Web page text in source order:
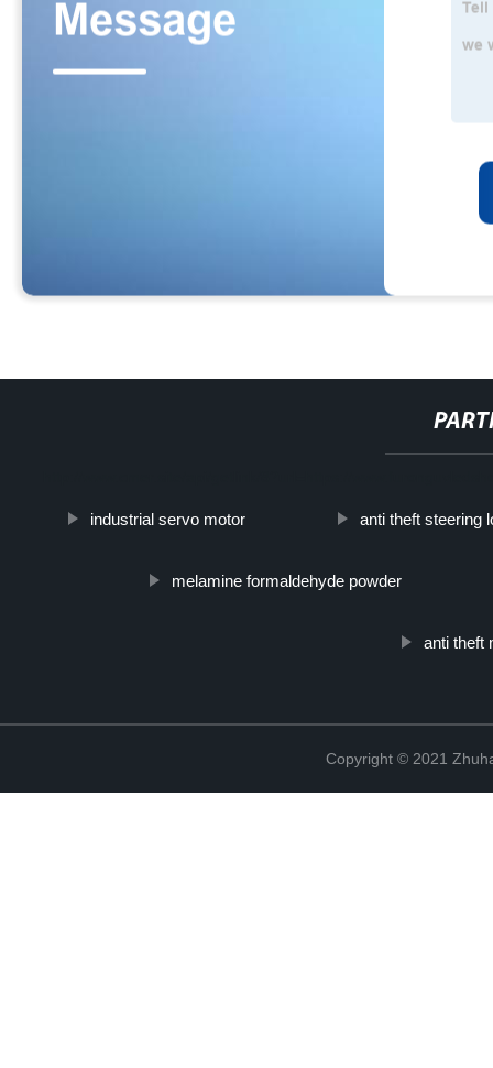
industrial servo motor anti theft steering
melamine formaldehyde powder
anti theft
Copyright © 2021